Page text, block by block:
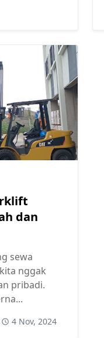
dan
sewa
nggak
pribadi.
4 Nov, 2024